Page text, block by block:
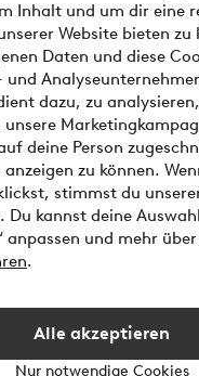
Inhalt und um dir eine
Website bieten zu
Daten und diese
und
dazu, zu
deine Person
anzeigen zu können.
stimmst du
Du kannst deine
anpassen und mehr
.
Alle akzeptieren
Nur notwendige Cookies
- Jetzt bezahlen
du mehr über